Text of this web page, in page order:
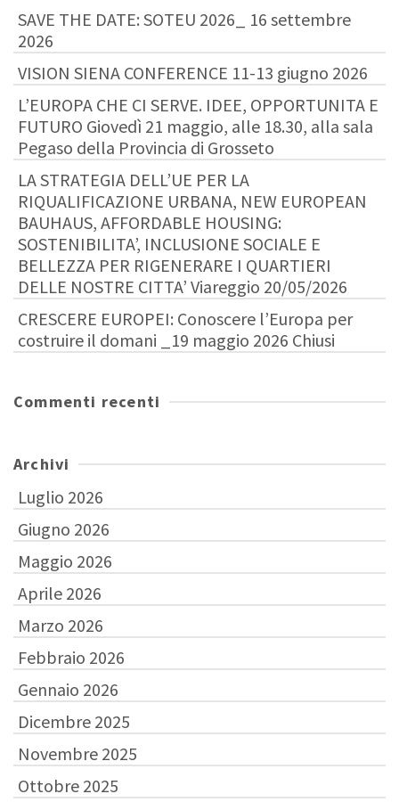
SAVE THE DATE: SOTEU 2026_ 16 settembre
2026
VISION SIENA CONFERENCE 11-13 giugno 2026
L’EUROPA CHE CI SERVE. IDEE, OPPORTUNITA E
FUTURO Giovedì 21 maggio, alle 18.30, alla sala
Pegaso della Provincia di Grosseto
LA STRATEGIA DELL’UE PER LA
RIQUALIFICAZIONE URBANA, NEW EUROPEAN
BAUHAUS, AFFORDABLE HOUSING:
SOSTENIBILITA’, INCLUSIONE SOCIALE E
BELLEZZA PER RIGENERARE I QUARTIERI
DELLE NOSTRE CITTA’ Viareggio 20/05/2026
CRESCERE EUROPEI: Conoscere l’Europa per
costruire il domani _19 maggio 2026 Chiusi
Commenti recenti
Archivi
Luglio 2026
Giugno 2026
Maggio 2026
Aprile 2026
Marzo 2026
Febbraio 2026
Gennaio 2026
Dicembre 2025
Novembre 2025
Ottobre 2025